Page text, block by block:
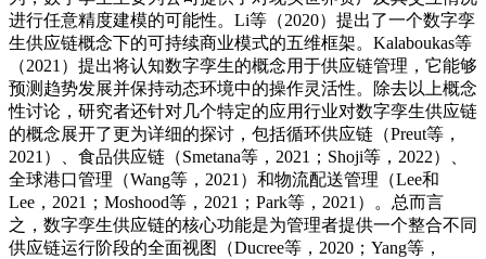
进行任意精度建模的可能性。Li等（2020）提出了一个数字孪
生供应链概念下的可持续商业模式的五维框架。Kalaboukas等
（2021）提出将认知数字孪生的概念用于供应链管理，它能够
预测趋势发展并保持动态环境中的操作灵活性。除去以上概念
性讨论，研究者还针对几个特定的应用行业对数字孪生供应链
的概念展开了更为详细的探讨，包括循环供应链（Preut等，
2021）、食品供应链（Smetana等，2021；Shoji等，2022）、
全球港口管理（Wang等，2021）和物流配送管理（Lee和
Lee，2021；Moshood等，2021；Park等，2021）。总而言
之，数字孪生供应链的核心功能是为管理者提供一个整合不同
供应链运行阶段的全面视图（Ducree等，2020；Yang等，